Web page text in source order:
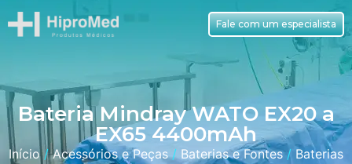
Fale com um especialista
Bateria Mindray WATO EX20 a
EX65 4400mAh
Início/Acessórios e Peças/ Baterias e Fontes/ Baterias